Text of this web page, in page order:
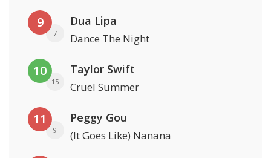
9
7
Dua Lipa
Dance The Night
10
15
Taylor Swift
Cruel Summer
11
9
Peggy Gou
(It Goes Like) Nanana